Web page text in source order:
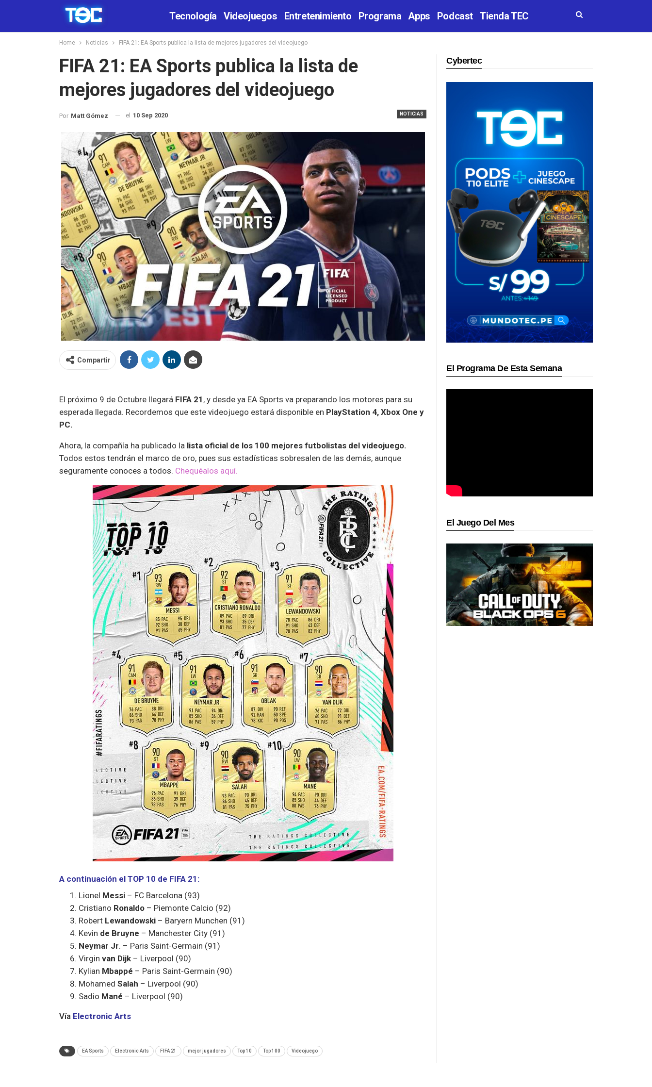
Tecnología Videojuegos Entretenimiento Programa Apps Podcast Tienda TEC
Home Noticias FIFA 21: EA Sports publica la lista de mejores jugadores del videojuego
FIFA 21: EA Sports publica la lista de
mejores jugadores del videojuego
NOTICIAS
Por Matt Gómez el 10 Sep 2020
Compartir
El próximo 9 de Octubre llegará FIFA 21 , y desde ya EA Sports va preparando los motores para su
esperada llegada. Recordemos que este videojuego estará disponible en PlayStation 4, Xbox One y
PC.
Ahora, la compañía ha publicado la lista oficial de los 100 mejores futbolistas del videojuego.
Todos estos tendrán el marco de oro, pues sus estadísticas sobresalen de las demás, aunque
seguramente conoces a todos. Chequéalos aquí.
A continuación el TOP 10 de FIFA 21:
Lionel Messi – FC Barcelona (93)
Cristiano Ronaldo – Piemonte Calcio (92)
Robert Lewandowski – Baryern Munchen (91)
Kevin de Bruyne – Manchester City (91)
Neymar Jr. – Paris Saint-Germain (91)
Virgin van Dijk – Liverpool (90)
Kylian Mbappé – Paris Saint-Germain (90)
Mohamed Salah – Liverpool (90)
Sadio Mané – Liverpool (90)
Vía Electronic Arts
EA Sports Electronic Arts FIFA 21 mejor jugadores Top 10 Top 100 Videojuego
Cybertec
El Programa De Esta Semana
El Juego Del Mes